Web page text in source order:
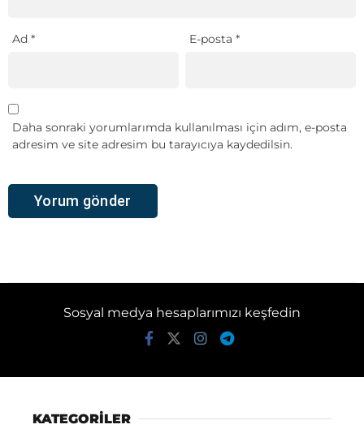
Ad * E-posta*
Daha sonraki yorumlarımda kullanılması için adım, e-posta
adresim ve site adresim bu tarayıcıya kaydedilsin.
Sosyal medya hesaplarımızı keşfedin
KATEGORİLER